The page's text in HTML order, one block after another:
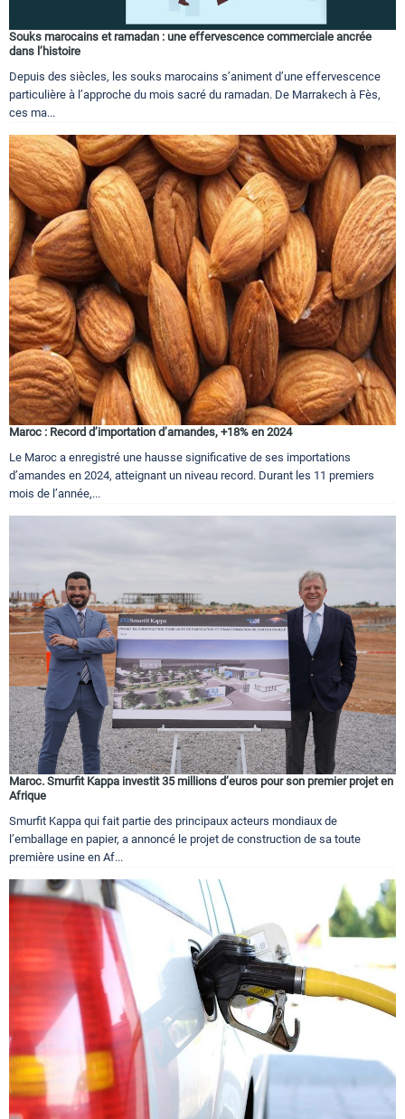
Souks marocains et ramadan : une effervescence commerciale ancrée
dans l’histoire
Depuis des siècles, les souks marocains s’animent d’une effervescence
particulière à l’approche du mois sacré du ramadan. De Marrakech à Fès,
ces ma...
Maroc : Record d’importation d’amandes, +18% en 2024
Le Maroc a enregistré une hausse significative de ses importations
d’amandes en 2024, atteignant un niveau record. Durant les 11 premiers
mois de l’année,...
Maroc. Smurfit Kappa investit 35 millions d’euros pour son premier projet en
Afrique
Smurfit Kappa qui fait partie des principaux acteurs mondiaux de
l’emballage en papier, a annoncé le projet de construction de sa toute
première usine en Af...